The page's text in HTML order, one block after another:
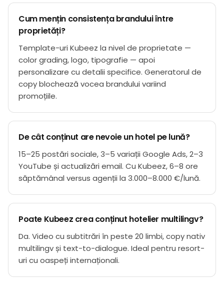
Cum mențin consistența brandului între
proprietăți?
Template-uri Kubeez la nivel de proprietate —
color grading, logo, tipografie — apoi
personalizare cu detalii specifice. Generatorul de
copy blochează vocea brandului variind
promoțiile.
De cât conținut are nevoie un hotel pe lună?
15–25 postări sociale, 3–5 variații Google Ads, 2–3
YouTube și actualizări email. Cu Kubeez, 6–8 ore
săptămânal versus agenții la 3.000–8.000 €/lună.
Poate Kubeez crea conținut hotelier multilingv?
Da. Video cu subtitrări în peste 20 limbi, copy nativ
multilingv și text-to-dialogue. Ideal pentru resort-
uri cu oaspeți internaționali.